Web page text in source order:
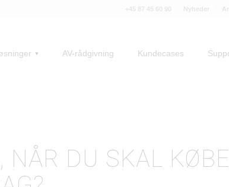
AV-rådgivning Kundecases
DU SKAL